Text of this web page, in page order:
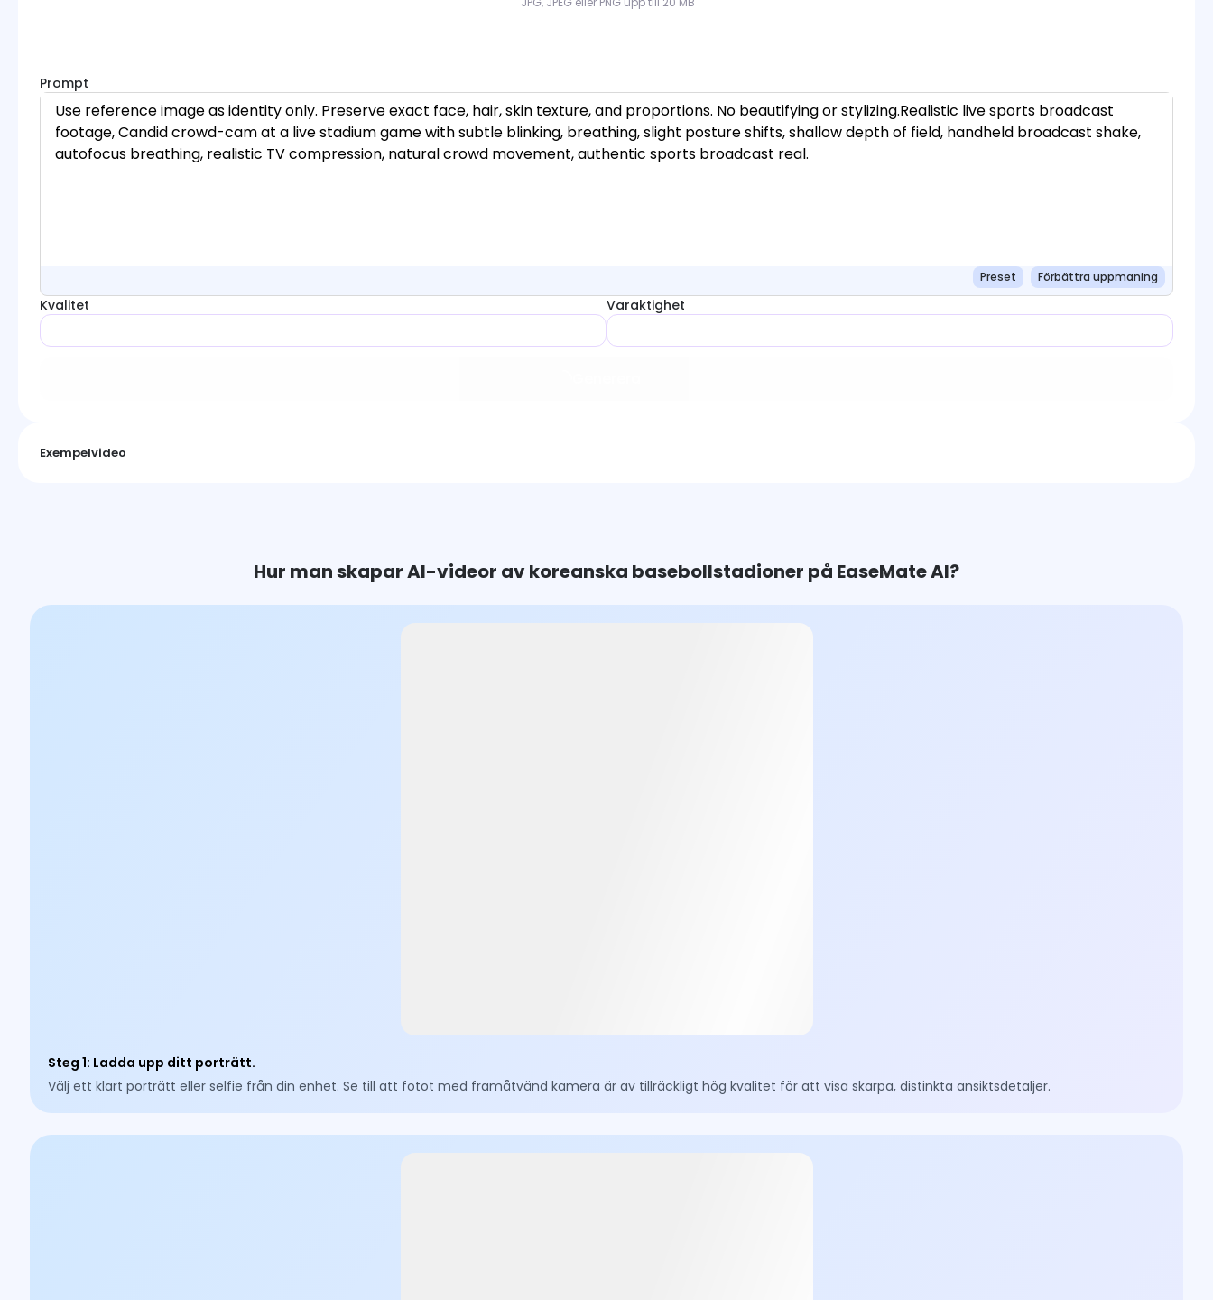
Prompt
Preset Förbättra uppmaning
Kvalitet Varaktighet
Exempelvideo
Hur man skapar AI-videor av koreanska basebollstadioner på EaseMate AI?
Steg 1: Ladda upp ditt porträtt.
Välj ett klart porträtt eller selfie från din enhet. Se till att fotot med framåtvänd kamera är av tillräckligt hög kvalitet för att visa skarpa, distinkta ansiktsdetaljer.